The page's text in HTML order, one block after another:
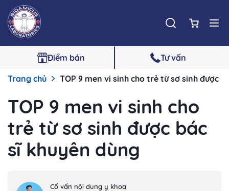
Điểm bán Tư vấn
Trang chủ TOP 9 men vi sinh cho trẻ từ sơ sinh được
TOP 9 men vi sinh cho
trẻ từ sơ sinh được bác
sĩ khuyên dùng
Cố vấn nội dung y khoa